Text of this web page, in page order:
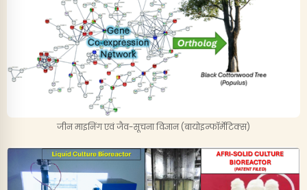
जीन माइनिंग एवं जैव-सूचना विज्ञान (बायोइन्फॉर्मेटिक्स)